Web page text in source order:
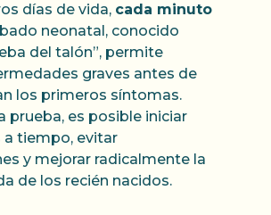
días de vida, cada minuto
neonatal, conocido
del talón”, permite
graves antes de
los primeros síntomas.
prueba, es posible iniciar
tiempo, evitar
y mejorar radicalmente la
de los recién nacidos.